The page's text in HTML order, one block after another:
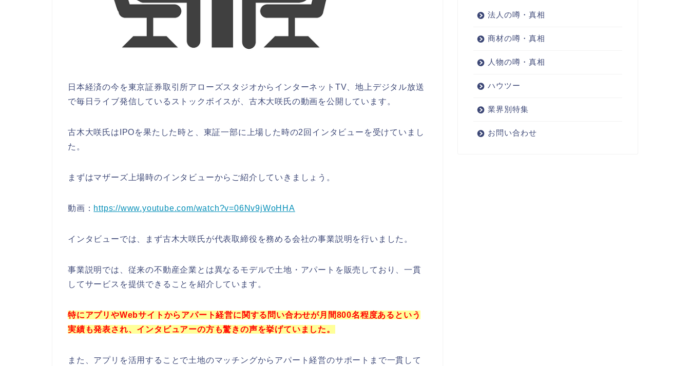
日本経済の今を東京証券取引所アローズスタジオからインターネットTV、地上デジタル放送
で毎日ライブ発信しているストックボイスが、古木大咲氏の動画を公開しています。
古木大咲氏はIPOを果たした時と、東証一部に上場した時の2回インタビューを受けていまし
た。
まずはマザーズ上場時のインタビューからご紹介していきましょう。
動画： https://www.youtube.com/watch?v=06Nv9jWoHHA
インタビューでは、まず古木大咲氏が代表取締役を務める会社の事業説明を行いました。
事業説明では、従来の不動産企業とは異なるモデルで土地・アパートを販売しており、一貫
してサービスを提供できることを紹介しています。
特にアプリやWebサイトからアパート経営に関する問い合わせが月間800名程度あるという
実績も発表され、インタビュアーの方も驚きの声を挙げていました。
また、アプリを活用することで土地のマッチングからアパート経営のサポートまで一貫して
法人の噂・真相
商材の噂・真相
人物の噂・真相
ハウツー
業界別特集
お問い合わせ